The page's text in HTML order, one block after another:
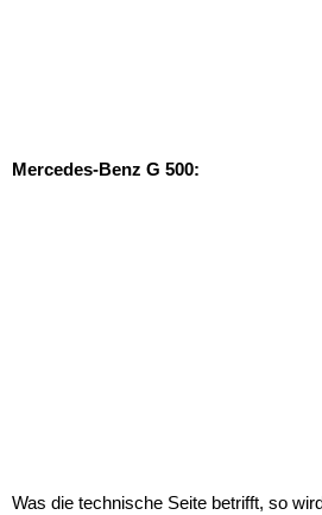
Mercedes-Benz G 500:
Was die technische Seite betrifft, so